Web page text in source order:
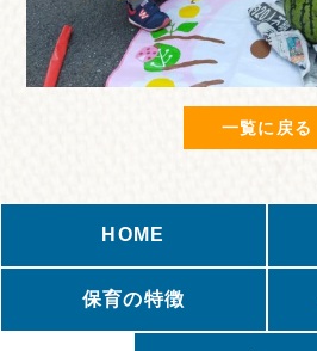
一覧に戻る
HOME
保育の特徴